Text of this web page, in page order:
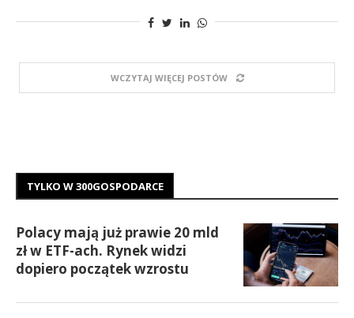
WCZYTAJ WIĘCEJ POSTÓW
TYLKO W 300GOSPODARCE
Polacy mają już prawie 20 mld
zł w ETF-ach. Rynek widzi
dopiero początek wzrostu